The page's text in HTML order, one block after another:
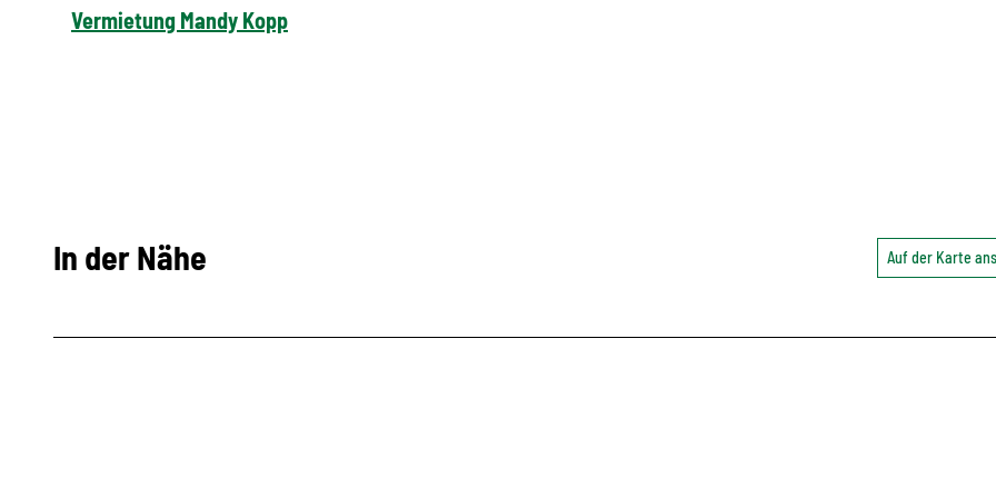
Vermietung Mandy Kopp
In der Nähe Auf der Karte